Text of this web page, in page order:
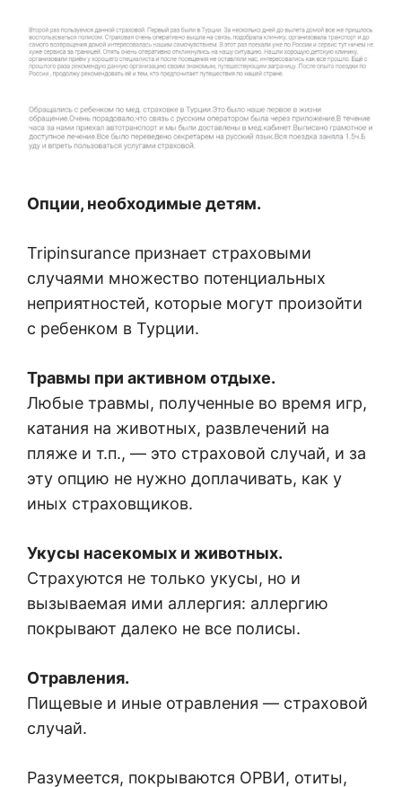
Опции, необходимые детям.
Tripinsurance признает страховыми
случаями множество потенциальных
неприятностей, которые могут произойти
с ребенком в Турции.
Травмы при активном отдыхе.
Любые травмы, полученные во время игр,
катания на животных, развлечений на
пляже и т.п., — это страховой случай, и за
эту опцию не нужно доплачивать, как у
иных страховщиков.
Укусы насекомых и животных.
Страхуются не только укусы, но и
вызываемая ими аллергия: аллергию
покрывают далеко не все полисы.
Отравления.
Пищевые и иные отравления — страховой
случай.
Разумеется, покрываются ОРВИ, отиты,